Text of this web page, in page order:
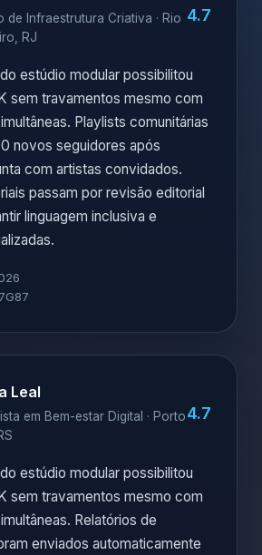
de Infraestrutura Criativa · Rio
RJ
4.7
estúdio modular possibilitou
sem travamentos mesmo com
Playlists comunitárias
novos seguidores após
com artistas convidados.
passam por revisão editorial
linguagem inclusiva e
Leal
em Bem-estar Digital · Porto4.7
estúdio modular possibilitou
sem travamentos mesmo com
Relatórios de
enviados automaticamente